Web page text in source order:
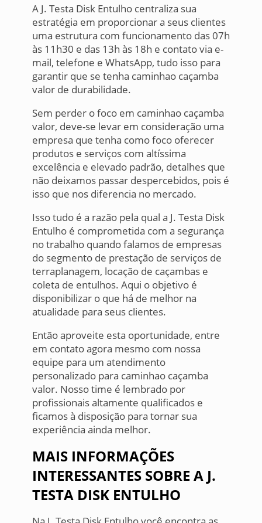
A J. Testa Disk Entulho centraliza sua
estratégia em proporcionar a seus clientes
uma estrutura com funcionamento das 07h
às 11h30 e das 13h às 18h e contato via e-
mail, telefone e WhatsApp, tudo isso para
garantir que se tenha caminhao caçamba
valor de durabilidade.
Sem perder o foco em caminhao caçamba
valor, deve-se levar em consideração uma
empresa que tenha como foco oferecer
produtos e serviços com altíssima
excelência e elevado padrão, detalhes que
não deixamos passar despercebidos, pois é
isso que nos diferencia no mercado.
Isso tudo é a razão pela qual a J. Testa Disk
Entulho é comprometida com a segurança
no trabalho quando falamos de empresas
do segmento de prestação de serviços de
terraplanagem, locação de caçambas e
coleta de entulhos. Aqui o objetivo é
disponibilizar o que há de melhor na
atualidade para seus clientes.
Então aproveite esta oportunidade, entre
em contato agora mesmo com nossa
equipe para um atendimento
personalizado para caminhao caçamba
valor. Nosso time é lembrado por
profissionais altamente qualificados e
ficamos à disposição para tornar sua
experiência ainda melhor.
MAIS INFORMAÇÕES
INTERESSANTES SOBRE A J.
TESTA DISK ENTULHO